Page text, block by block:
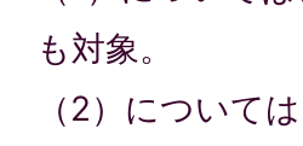
も対象。
（2）について